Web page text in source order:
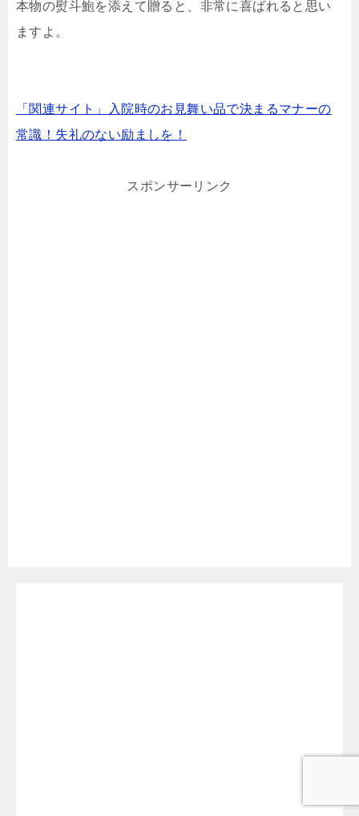
本物の熨斗鮑を添えて贈ると、非常に喜ばれると思い
ますよ。
「関連サイト」入院時のお見舞い品で決まるマナーの
常識！失礼のない励ましを！
スポンサーリンク